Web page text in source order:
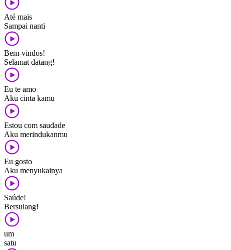
Até mais
Sampai nanti
Bem-vindos!
Selamat datang!
Eu te amo
Aku cinta kamu
Estou com saudade
Aku merindukanmu
Eu gosto
Aku menyukainya
Saúde!
Bersulang!
um
satu